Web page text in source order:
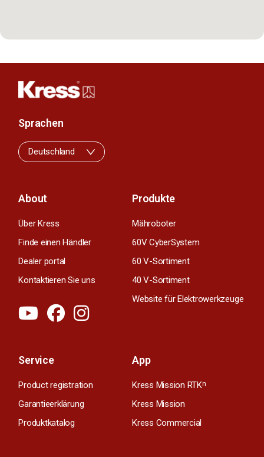
About
Über Kress
Finde einen Händler
Dealer portal
Kontaktieren Sie uns
Produkte
Mähroboter
60V CyberSystem
60 V-Sortiment
40 V-Sortiment
Website für Elektrowerkzeuge
Service
Product registration
Garantieerklärung
Produktkatalog
App
Kress Mission RTKn
Kress Mission
Kress Commercial
Sprachen
Deutschland